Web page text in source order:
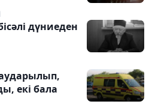
дүниеден
екі бала